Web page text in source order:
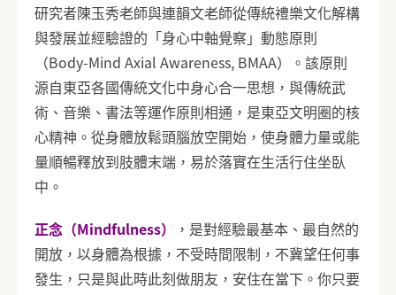
研究者陳玉秀老師與連韻文老師從傳統禮樂文化解構
與發展並經驗證的「身心中軸覺察」動態原則
（Body-Mind Axial Awareness, BMAA）。該原則
源自東亞各國傳統文化中身心合一思想，與傳統武
術、音樂、書法等運作原則相通，是東亞文明圈的核
心精神。從身體放鬆頭腦放空開始，使身體力量或能
量順暢釋放到肢體末端，易於落實在生活行住坐臥
中。
正念（Mindfulness）
，是對經驗最基本、最自然的
開放，以身體為根據，不受時間限制，不冀望任何事
發生，只是與此時此刻做朋友，安住在當下。你只要